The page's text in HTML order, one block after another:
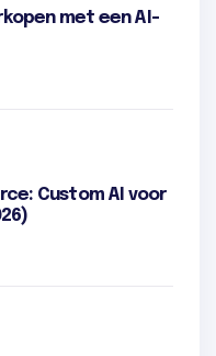
met een AI-
Custom AI voor